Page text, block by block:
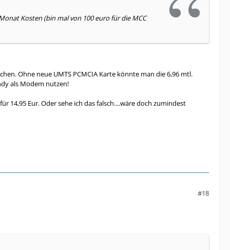
Kosten (bin mal von 100 euro für die MCC
Ohne neue UMTS PCMCIA Karte könnte man die 6,96 mtl.
als Modem nutzen!
14,95 Eur. Oder sehe ich das falsch....wäre doch zumindest
#18